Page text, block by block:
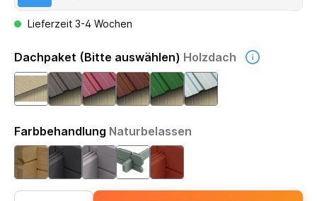
Lieferzeit 3-4 Wochen
Dachpaket (Bitte auswählen) Holzdach
Farbbehandlung Naturbelassen